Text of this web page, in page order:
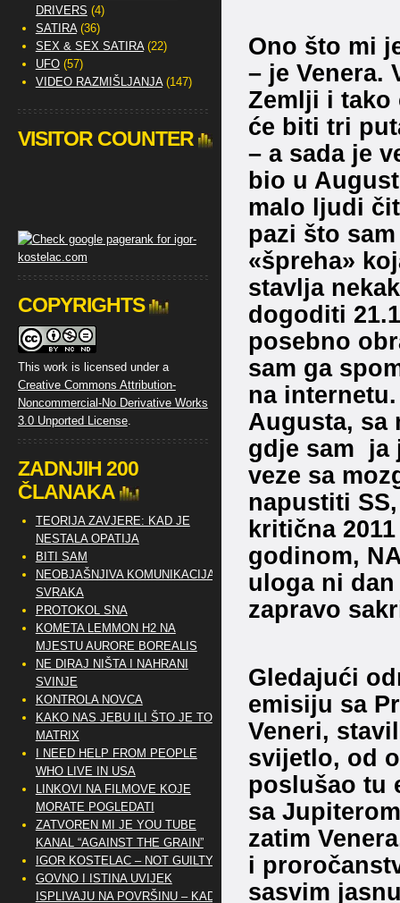
Ono što mi
– je Venera.
Zemlji i tako
će biti tri
– a sada je
bio u
malo ljudi
pazi što
«špreha»
stavlja
dogoditi
posebno
sam ga
na
Augusta, sa
gdje sam ja
veze sa
napustiti
kritična
godinom,
uloga ni
zapravo
Gledajući
emisiju sa
Veneri,
svijetlo, od
poslušao tu
sa
zatim
i
sasvim
DRIVERS (4)
SATIRA(36)
SEX & SEX SATIRA(22)
UFO(57)
VIDEO RAZMIŠLJANJA(147)
VISITOR COUNTER
COPYRIGHTS
This work is licensed under a
Creative Commons Attribution-
Noncommercial-No Derivative Works
3.0 Unported License.
ZADNJIH 200
ČLANAKA
TEORIJA ZAVJERE: KAD JE
NESTALA OPATIJA
BITI SAM
NEOBJAŠNJIVA KOMUNIKACIJA
SVRAKA
PROTOKOL SNA
KOMETA LEMMON H2 NA
MJESTU AURORE BOREALIS
NE DIRAJ NIŠTA I NAHRANI
SVINJE
KONTROLA NOVCA
KAKO NAS JEBU ILI ŠTO JE TO
MATRIX
I NEED HELP FROM PEOPLE
WHO LIVE IN USA
LINKOVI NA FILMOVE KOJE
MORATE POGLEDATI
ZATVOREN MI JE YOU TUBE
KANAL “AGAINST THE GRAIN”
IGOR KOSTELAC – NOT GUILTY
GOVNO I ISTINA UVIJEK
ISPLIVAJU NA POVRŠINU – KAD